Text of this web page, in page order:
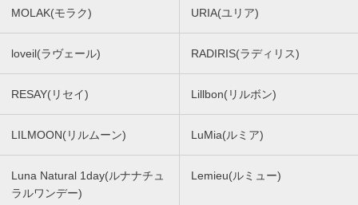
MOLAK(モラク) URIA(ユリア)
loveil(ラヴェール) RADIRIS(ラディリス)
RESAY(リセイ) Lillbon(リルボン)
LILMOON(リルムーン) LuMia(ルミア)
Luna Natural 1day(ルナナチュ
ラルワンデー)
Lemieu(ルミュー)